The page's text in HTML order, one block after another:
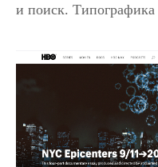
и поиск. Типографика